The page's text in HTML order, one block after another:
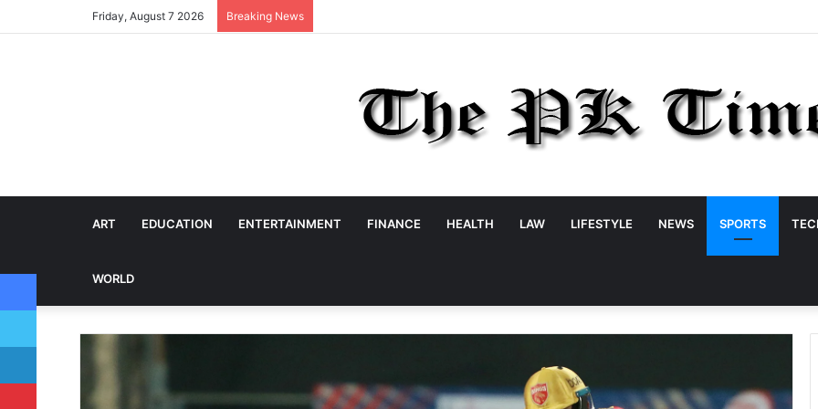
Friday, August 7 2026 Breaking News
ART EDUCATION ENTERTAINMENT FINANCE HEALTH LAW LIFESTYLE NEWS SPORTS
WORLD
Facebook
Twitter
LinkedIn
Pinterest